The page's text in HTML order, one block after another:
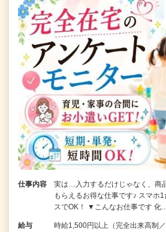
仕事内容
実は…入力するだけじゃなく、商
もらえるお得な仕事です♪ スマホ
スでOK！ ▼こんなお仕事です 化
給与
時給1,500円以上（完全出来高制